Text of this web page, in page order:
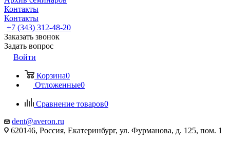
Контакты
Контакты
+7 (343) 312-48-20
Заказать звонок
Задать вопрос
Войти
Корзина0
Отложенные0
Сравнение товаров0
dent@averon.ru
620146, Россия, Екатеринбург, ул. Фурманова, д. 125, пом. 1